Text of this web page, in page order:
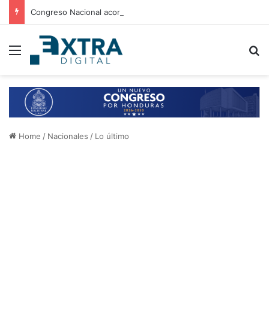
Menu
Home / Nacionales / Lo último